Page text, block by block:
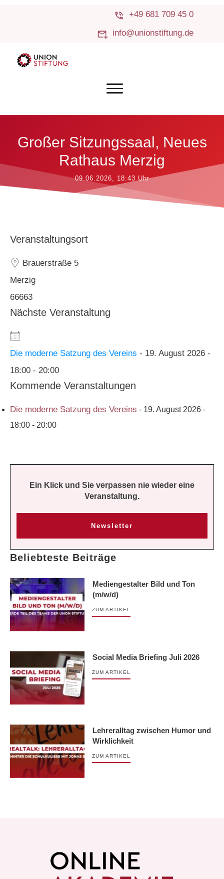
+49 681 709 45 0
info@unionstiftung.de
Großer Sitzungssaal, Neues
Rathaus Merzig
09.06.2026, 18:43 Uhr
Veranstaltungsort
Brauerstraße 5
Merzig
66663
Nächste Veranstaltung
Die moderne Satzung des Vereins - 19. August 2026 -
18:00 - 20:00
Kommende Veranstaltungen
Die moderne Satzung des Vereins - 19. August 2026 -
18:00 - 20:00
Ein Klick und Sie verpassen nie wieder eine
Veranstaltung.
Newsletter
Beliebteste Beiträge
Mediengestalter Bild und Ton
(m/w/d)
ZUM ARTIKEL
Social Media Briefing Juli 2026
ZUM ARTIKEL
Lehreralltag zwischen Humor und
Wirklichkeit
ZUM ARTIKEL